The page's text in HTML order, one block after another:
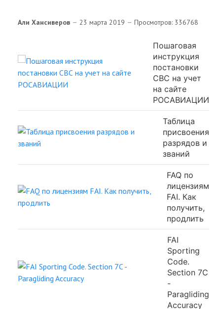
Али Хансиверов 23 марта 2019 Просмотров: 336768
Пошаговая
инструкция
постановки
СВС на учет
на сайте
РОСАВИАЦИИ
Таблица
присвоения
разрядов и
званий
FAQ по
лицензиям
FAI. Как
получить,
продлить
FAI
Sporting
Code.
Section 7C
-
Paragliding
Accuracy